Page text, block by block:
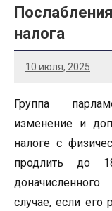
налога
10 июля, 2025
Группа
изменение и
налоге с
продлить до
случае, если